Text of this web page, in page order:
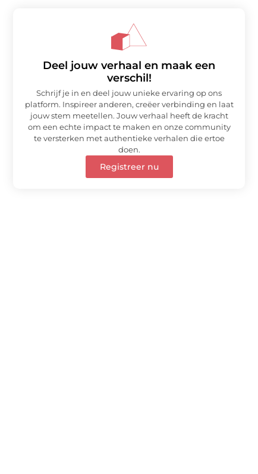
Deel jouw verhaal en maak een
verschil!
Schrijf je in en deel jouw unieke ervaring op ons
platform. Inspireer anderen, creëer verbinding en laat
jouw stem meetellen. Jouw verhaal heeft de kracht
om een echte impact te maken en onze community
te versterken met authentieke verhalen die ertoe
doen.
Registreer nu